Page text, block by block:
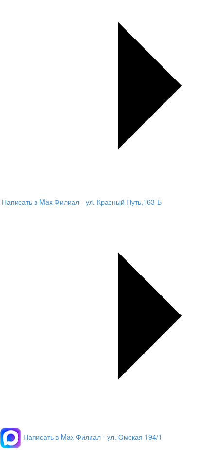
Написать в Max Филиал - ул. Красный Путь,163-Б
Написать в Max Филиал - ул. Омская 194/1